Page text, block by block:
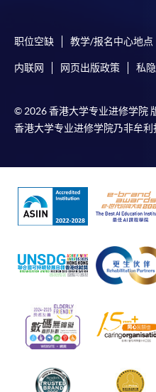
职位空缺 教学/报名中心地点
内联网 网页出版政策 私
© 2026 香港大学专业进修学院
香港大学专业进修学院乃非牟利